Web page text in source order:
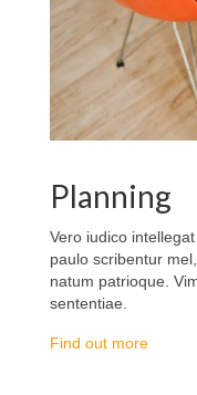
Planning
Vero iudico
paulo scribentur
natum patrioque.
sententiae.
Find out more